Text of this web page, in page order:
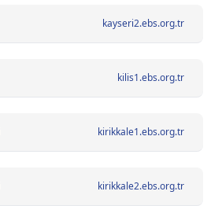
kayseri2.ebs.org.tr
kilis1.ebs.org.tr
kirikkale1.ebs.org.tr
kirikkale2.ebs.org.tr